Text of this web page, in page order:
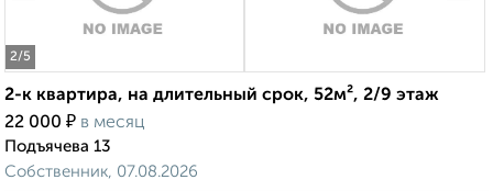
2/5
2-к квартира, на длительный срок, 52м², 2/9 этаж
22 000 ₽ в месяц
Подъячева 13
Собственник, 07.08.2026